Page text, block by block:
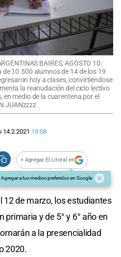
BAIRES, AGOSTO 10:
10.500 alumnos de 14 de los 19
hoy a clases, convirtiéndose
la reanudación del ciclo lectivo
en medio de la cuarentena por el
JUANzzzz
14.2.2021 13:08
+ Agregar El Litoral en
Agregar a tus medios preferidos en Google
12 de marzo, los estudiantes
primaria y de 5° y 6° año en
a la presencialidad
2020.